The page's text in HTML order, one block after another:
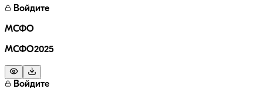
Войдите
МСФО
МСФО2025
Войдите